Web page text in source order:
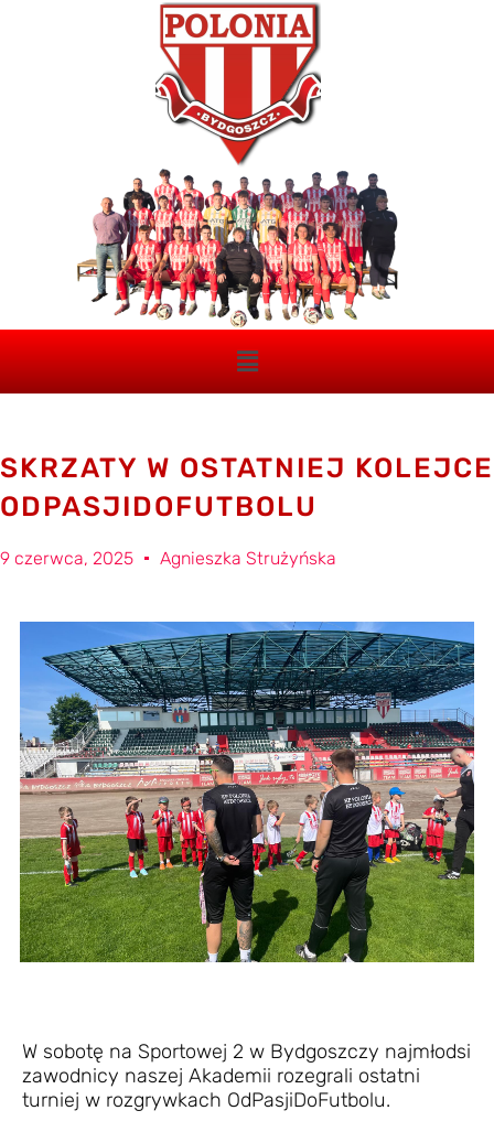
SKRZATY W OSTATNIEJ KOLEJCE
ODPASJIDOFUTBOLU
9 czerwca, 2025 Agnieszka Strużyńska
W sobotę na Sportowej 2 w Bydgoszczy najmłodsi
zawodnicy naszej Akademii rozegrali ostatni
turniej w rozgrywkach OdPasjiDoFutbolu.